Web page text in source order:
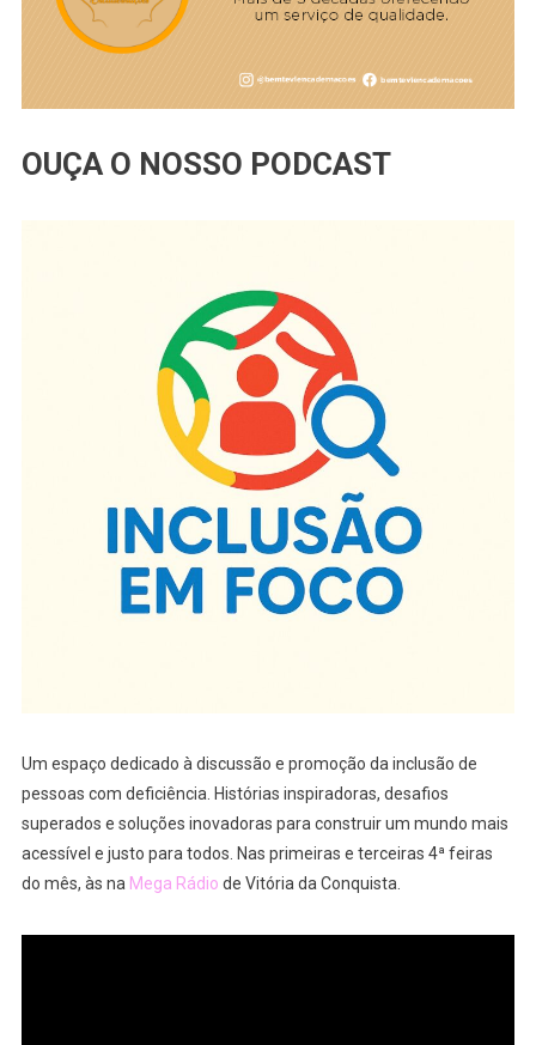
OUÇA O NOSSO PODCAST
Um espaço dedicado à discussão e promoção da inclusão de
pessoas com deficiência. Histórias inspiradoras, desafios
superados e soluções inovadoras para construir um mundo mais
acessível e justo para todos. Nas primeiras e terceiras 4ª feiras
do mês, às na Mega Rádio de Vitória da Conquista.